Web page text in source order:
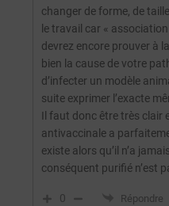
changer de forme, de
le travail car «
devrez encore prouver à
bien la cause de votre
d’infecter un modèle
suite exprimer l’exacte
Il faut donc être très clair
antivaccinale a
existe alors qu’il n’a
conséquent purifié n’est
0 Répondre